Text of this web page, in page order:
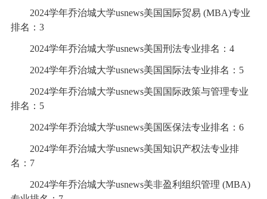
2024学年乔治城大学usnews美国国际贸易 (MBA)专业
排名：3
2024学年乔治城大学usnews美国刑法专业排名：4
2024学年乔治城大学usnews美国国际法专业排名：5
2024学年乔治城大学usnews美国国际政策与管理专业
排名：5
2024学年乔治城大学usnews美国医保法专业排名：6
2024学年乔治城大学usnews美国知识产权法专业排
名：7
2024学年乔治城大学usnews美非盈利组织管理 (MBA)